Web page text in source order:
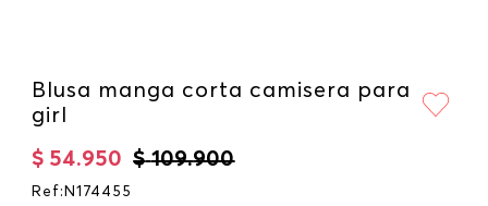
Blusa manga corta camisera para
girl
$ 109.900
$ 54.950
Ref : N174455